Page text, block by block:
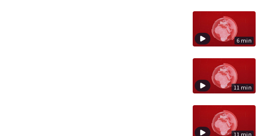
6 min
11 min
11 min